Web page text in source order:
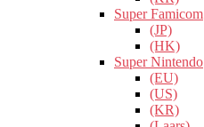
Super Famicom
(JP)
(HK)
Super Nintendo
(EU)
(US)
(KR)